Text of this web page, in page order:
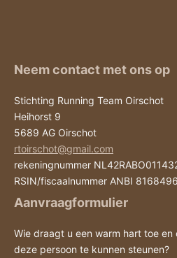
Neem contact met ons op
Stichting Running Team Oirschot
Heihorst 9
5689 AG Oirschot
rtoirschot@gmail.com
rekeningnummer
RSIN/fiscaalnummer ANBI
Aanvraagformulier
Wie draagt u een warm hart toe
deze persoon te kunnen steunen?